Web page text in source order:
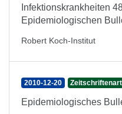
Infektionskrankheiten
Epidemiologischen
Robert Koch-Institut
2010-12-20
Epidemiologisches